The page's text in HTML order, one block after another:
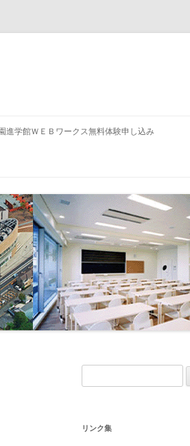
進学館ＷＥＢワークス無料体験申し込み
索
リンク集